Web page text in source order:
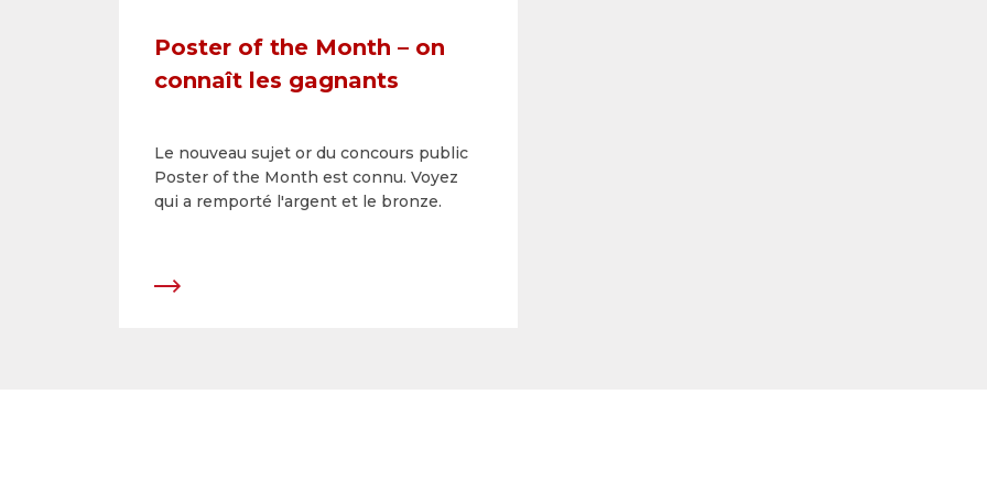
Poster of the Month – on
connaît les gagnants
Le nouveau sujet or du concours public
Poster of the Month est connu. Voyez
qui a remporté l'argent et le bronze.